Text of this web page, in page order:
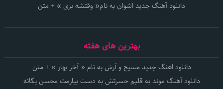
دانلود آهنگ جدید اشوان به نام« وقتشه بری » + متن
بهترین های هفته
دانلود اهنگ جدید مسیح و آرش به نام « آخر بهار » + متن
دانلود آهنگ موند به قلبم حسرتش به دست بیارمت محسن یگانه